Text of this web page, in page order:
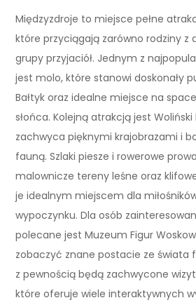
Międzyzdroje to miejsce pełne
które przyciągają zarówno rodziny z
grupy przyjaciół. Jednym z
jest molo, które stanowi doskonały
Bałtyk oraz idealne miejsce na
słońca. Kolejną atrakcją jest
zachwyca pięknymi krajobrazami i
fauną. Szlaki piesze i rowerowe
malownicze tereny leśne oraz
je idealnym miejscem dla
wypoczynku. Dla osób
polecane jest Muzeum Figur
zobaczyć znane postacie ze świata
z pewnością będą zachwycone
które oferuje wiele interaktywnych